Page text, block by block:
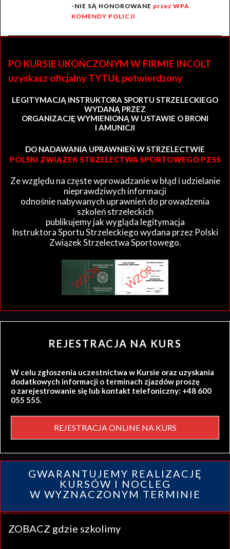
-NIE SĄ HONOROWANE przez WPA
KOMENDY POLICJI
PO KURSIE UKOŃCZONYM W FIRMIE INCOLT
uzyskasz oficjalny TYTUŁ potwierdzony
LEGITYMACJĄ INSTRUKTORA SPORTU STRZELECKIEGO
WYDANĄ PRZEZ
ORGANIZACJĘ WYMIENIONĄ W USTAWIE O BRONI
I AMUNICJI
DO NADAWANIA UPRAWNIEŃ W STRZELECTWIE
POLSKI ZWIĄZEK STRZELECTWA SPORTOWEGO PZSS
Ze względu na częste wprowadzanie w błąd i udzielanie
nieprawdziwych informacji
odnośnie nabywanych uprawnień do prowadzenia
szkoleń strzeleckich
publikujemy jak wygląda legitymacja
Instruktora Sportu Strzeleckiego wydana przez Polski
Związek Strzelectwa Sportowego.
REJESTRACJA NA KURS
W celu zgłoszenia uczestnictwa w Kursie oraz uzyskania
dodatkowych informacji o terminach zjazdów proszę
o zarejestrowanie się lub kontakt telefoniczny: +48 600
055 555.
REJESTRACJA ONLINE NA KURS
GWARANTUJEMY REALIZACJĘ
KURSÓW I NOCLEG
W WYZNACZONYM TERMINIE
ZOBACZ gdzie szkolimy